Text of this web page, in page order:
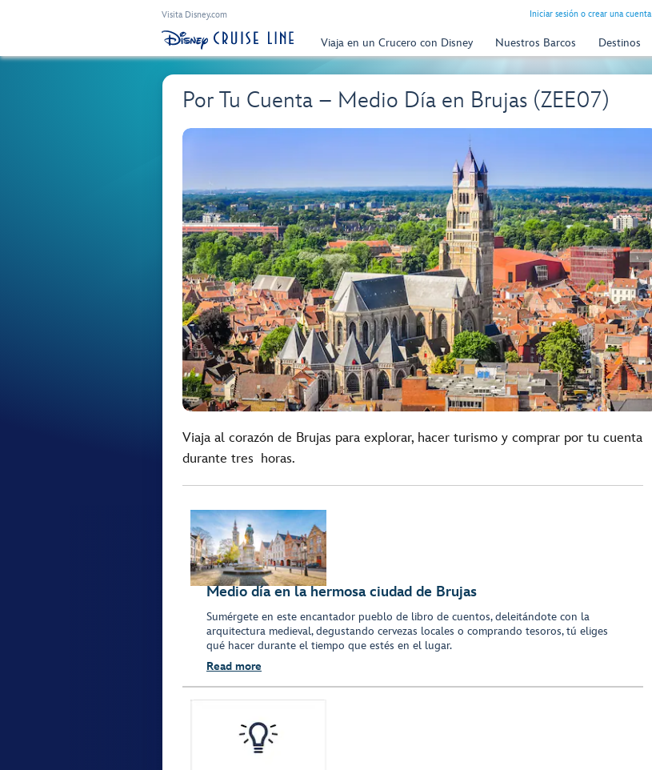
Visita Disney.com Iniciar sesión o crear una cuenta
Viaja en un Crucero con Disney Nuestros Barcos Destinos
Por Tu Cuenta – Medio Día en Brujas (ZEE07)
Viaja al corazón de Brujas para explorar, hacer turismo y comprar por tu cuenta
durante tres horas.
Medio día en la hermosa ciudad de Brujas
Sumérgete en este encantador pueblo de libro de cuentos, deleitándote con la
arquitectura medieval, degustando cervezas locales o comprando tesoros, tú eliges
qué hacer durante el tiempo que estés en el lugar.
Read more